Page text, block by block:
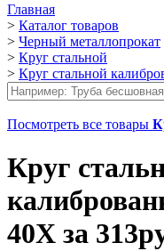
Главная
> Каталог товаров
> Черный металлопрокат
> Круг стальной
> Круг стальной
Посмотреть все товары
Круг
40Х за